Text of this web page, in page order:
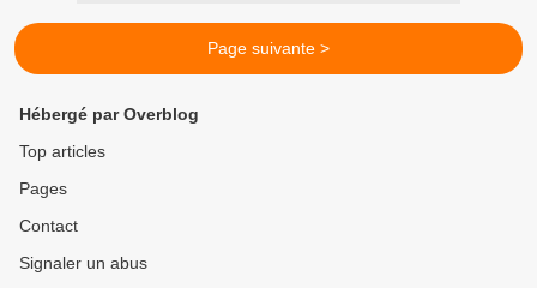
Page suivante >
Hébergé par Overblog
Top articles
Pages
Contact
Signaler un abus